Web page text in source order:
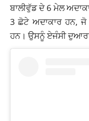
ਬਾਲੀਵੁੱਡ ਦੇ 6 ਮੇਲ
3 ਛੋਟੇ ਅਦਾਕਾਰ ਹਨ,
ਹਨ। ਉਸਨੂੰ ਏਜੰਸੀ